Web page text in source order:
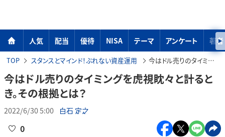
人気 配当 優待 NISA テーマ アンケート 著者
TOP スタンスとマインド！ぶれない資産運用 今はドル売りのタイミングを虎視眈々と計るとき。その根拠とは？
今はドル売りのタイミングを虎視眈々と計ると
き。その根拠とは？
2022/6/30 5:00 白石 定之
0